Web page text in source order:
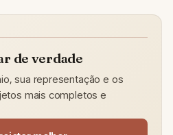
de verdade
sua representação e os
mais completos e